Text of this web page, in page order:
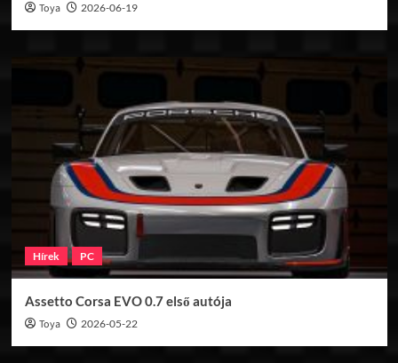
Toya 2026-06-19
Hírek PC
Assetto Corsa EVO 0.7 első autója
Toya 2026-05-22